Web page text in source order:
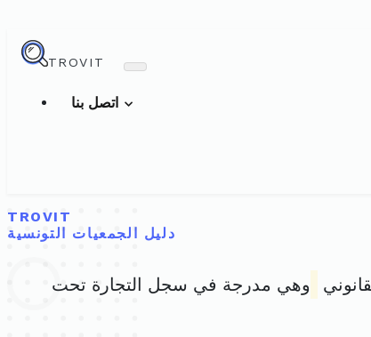
TROVIT
TROVIT
دليل الجمعيات التونسية
وهي مدرجة في سجل التجارة تحت